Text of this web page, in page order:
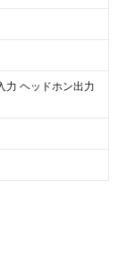
力 ヘッドホン出力